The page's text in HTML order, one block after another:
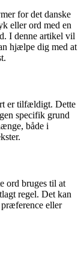
for det danske
eller ord med en
I denne artikel vil
hjælpe dig med at
er tilfældigt. Dette
specifik grund
både i
ord bruges til at
regel. Det kan
præference eller